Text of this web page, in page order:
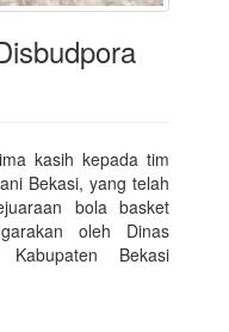
kasih kepada tim
Bekasi, yang telah
bola basket
oleh Dinas
Bekasi